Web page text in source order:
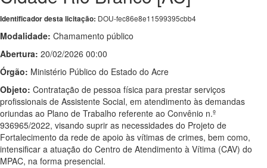
Identificador desta licitação: DOU-fec86e8e11599395cbb4
Modalidade: Chamamento público
Abertura: 20/02/2026 00:00
Órgão: Ministério Público do Estado do Acre
Objeto: Contratação de pessoa física para prestar serviços
profissionais de Assistente Social, em atendimento às demandas
oriundas ao Plano de Trabalho referente ao Convênio n.º
936965/2022, visando suprir as necessidades do Projeto de
Fortalecimento da rede de apoio às vítimas de crimes, bem como,
intensificar a atuação do Centro de Atendimento à Vítima (CAV) do
MPAC, na forma presencial.